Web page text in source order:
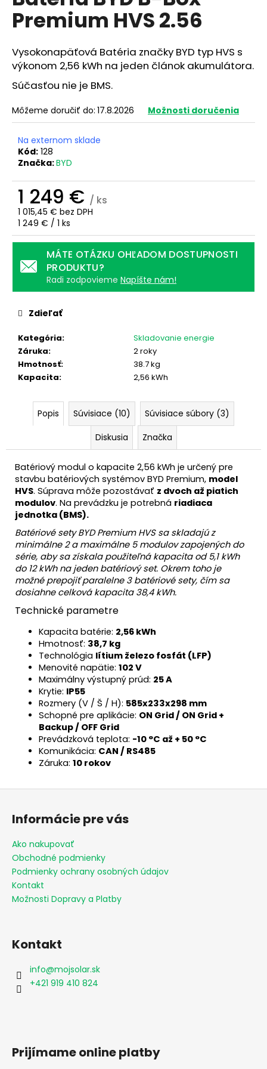
0,0
hviezdičiek.
Premium HVS 2.56
Vysokonapäťová Batéria značky BYD typ HVS s
výkonom 2,56 kWh na jeden článok akumulátora.
Súčasťou nie je BMS.
Môžeme doručiť do: 17.8.2026 Možnosti doručenia
Na externom sklade
Kód: 128
Značka:BYD
1 249 € / ks
1 015,45 € bez DPH
Jednotková
cena:
1 249 € / 1 ks
MÁTE OTÁZKU OHĽADOM DOSTUPNOSTI
PRODUKTU?
Radi zodpovieme Napíšte nám!
Kategória:
Skladovanie energie
Záruka:
2 roky
Hmotnosť:
38.7 kg
Kapacita: 2,56 kWh
Zdieľať
Popis Súvisiace (10)
Súvisiace súbory (3)
Diskusia
Značka
Batériový modul o kapacite 2,56 kWh je určený pre
stavbu batériových systémov BYD Premium, model
HVS. Súprava môže pozostávať z dvoch až piatich
modulov. Na prevádzku je potrebná riadiaca
jednotka (BMS).
Batériové sety BYD Premium HVS sa skladajú z
minimálne 2 a maximálne 5 modulov zapojených do
série, aby sa získala použiteľná kapacita od 5,1 kWh
do 12 kWh na jeden batériový set. Okrem toho je
možné prepojiť paralelne 3 batériové sety, čím sa
dosiahne celková kapacita 38,4 kWh.
Technické parametre
Kapacita batérie: 2,56 kWh
Hmotnosť: 38,7 kg
Technológia lítium železo fosfát (LFP)
Menovité napätie: 102 V
Maximálny výstupný prúd: 25 A
Krytie: IP55
Rozmery (V / Š / H): 585x233x298 mm
Schopné pre aplikácie: ON Grid / ON Grid +
Backup / OFF Grid
Prevádzková teplota: -10 °C až + 50 °C
Komunikácia: CAN / RS485
Záruka: 10 rokov
á
j
s
ť
?
O
p
o
r
m
e
WIFI
DONGLE
SOLAX
2.0
29,90
Z
Informácie pre vás
Ako nakupovať
Obchodné podmienky
Podmienky ochrany osobných údajov
Kontakt
Možnosti Dopravy a Platby
Kontakt
info@mojsolar.sk
+421 919 410 824
Prijímame online platby